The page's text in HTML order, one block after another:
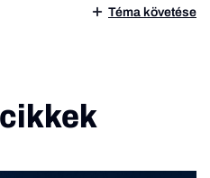
Téma követése